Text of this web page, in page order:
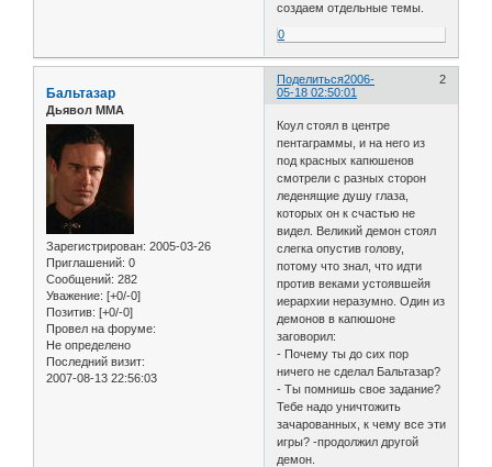
создаем отдельные темы.
0
Поделиться 2
2006-
05-18 02:50:01
Бальтазар
Дьявол ММА
Зарегистрирован: 2005-03-26
Приглашений: 0
Сообщений: 282
Уважение: [+0/-0]
Позитив: [+0/-0]
Провел на форуме:
Не определено
Последний визит:
2007-08-13 22:56:03
Коул стоял в центре
пентаграммы, и на него из
под красных капюшенов
смотрели с разных сторон
леденящие душу глаза,
которых он к счастью не
видел. Великий демон стоял
слегка опустив голову,
потому что знал, что идти
против веками устоявшейя
иерархии неразумно. Один из
демонов в капюшоне
заговорил:
- Почему ты до сих пор
ничего не сделал Бальтазар?
- Ты помнишь свое задание?
Тебе надо уничтожить
зачарованных, к чему все эти
игры? -продолжил другой
демон.